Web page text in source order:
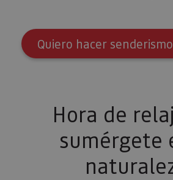
Quiero hacer
Hora de
sumérgete